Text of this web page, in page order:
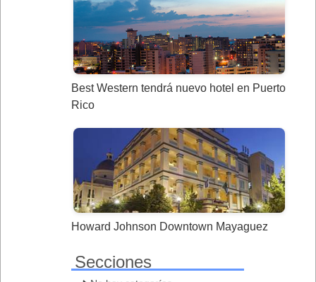
Best Western tendrá nuevo hotel en Puerto
Rico
Howard Johnson Downtown Mayaguez
Secciones